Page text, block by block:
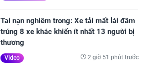
Tai nạn nghiêm trong: Xe tải mất lái đâm
trúng 8 xe khác khiến ít nhất 13 người bị
thương
Video 2 giờ 51 phút trước